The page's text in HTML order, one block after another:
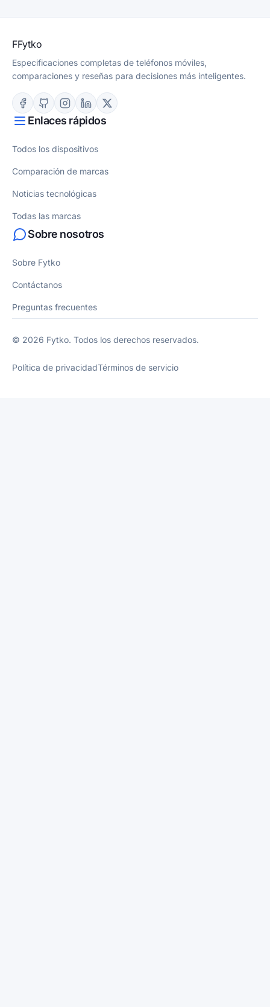
FFytko
Especificaciones completas de teléfonos móviles,
comparaciones y reseñas para decisiones más inteligentes.
Enlaces rápidos
Todos los dispositivos
Comparación de marcas
Noticias tecnológicas
Todas las marcas
Sobre nosotros
Sobre Fytko
Contáctanos
Preguntas frecuentes
© 2026 Fytko. Todos los derechos reservados.
Política de privacidadTérminos de servicio